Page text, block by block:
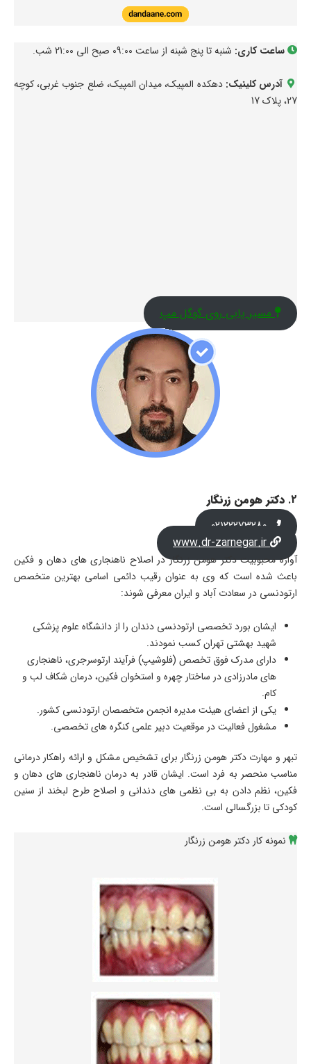
ساعت کاری: شنبه تا پنج شبنه از ساعت 09:00 صبح الی 21:00 شب.
آدرس کلینیک: دهکده المپیک، میدان المپیک، ضلع جنوب غربی، کوچه
27، پلاک 17
مسیر یابی روی گوگل مپ
2. دکتر هومن زرنگار
www.dr-zarnegar.ir
آوازه محبوبیت دکتر هومن زرنگار در اصلاح ناهنجاری های دهان و فکین
باعث شده است که وی به عنوان رقیب دائمی اسامی بهترین متخصص
ارتودنسی در سعادت آباد و ایران معرفی شوند:
ایشان بورد تخصصی ارتودنسی دندان را از دانشگاه علوم پزشکی
شهید بهشتی تهران کسب نمودند.
دارای مدرک فوق تخصص (فلوشیپ) فرآیند ارتوسرجری، ناهنجاری
های مادرزادی در ساختار چهره و استخوان فکین، درمان شکاف لب و
کام.
یکی از اعضای هیئت مدیره انجمن متخصصان ارتودنسی کشور.
مشغول فعالیت در موقعیت دبیر علمی کنگره های تخصصی.
تبهر و مهارت دکتر هومن زرنگار برای تشخیص مشکل و ارائه راهکار درمانی
مناسب منحصر به فرد است. ایشان قادر به درمان ناهنجاری های دهان و
فکین، نظم دادن به بی نظمی های دندانی و اصلاح طرح لبخند از سنین
کودکی تا بزرگسالی است.
نمونه کار دکتر هومن زرنگار